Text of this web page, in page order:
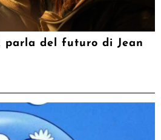
parla del futuro di Jean